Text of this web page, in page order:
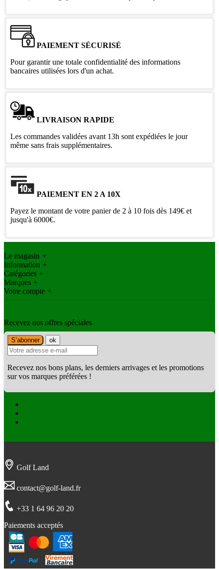
PAIEMENT SÉCURISÉ
Pour garantir une totale confidentialité des informations
bancaires utilisées lors d'un achat.
LIVRAISON RAPIDE
Les commandes validées avant 13h sont expédiées le jour
même sans frais supplémentaires.
PAIEMENT EN 2 A 10X
Payez le montant de votre panier de 2 à 10 fois dès 149€ et
jusqu'à 6000€.
Le magasin +
Information +
Catégories +
Marques +
Votre compte +
Recevez nos offres spéciales
Recevez nos bons plans, les derniers arrivages et les promotions
sur vos marques préférées !
Golf Land
contact@golf-land.fr
+33 1 64 96 20 20
Paiements acceptés